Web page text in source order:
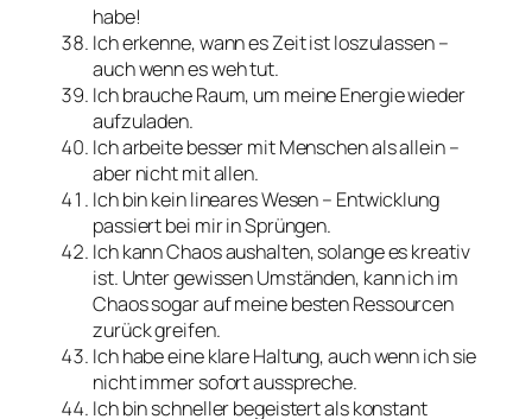
habe!
Ich erkenne, wann es Zeit ist loszulassen –
auch wenn es weh tut.
Ich brauche Raum, um meine Energie wieder
aufzuladen.
Ich arbeite besser mit Menschen als allein –
aber nicht mit allen.
Ich bin kein lineares Wesen – Entwicklung
passiert bei mir in Sprüngen.
Ich kann Chaos aushalten, solange es kreativ
ist. Unter gewissen Umständen, kann ich im
Chaos sogar auf meine besten Ressourcen
zurück greifen.
Ich habe eine klare Haltung, auch wenn ich sie
nicht immer sofort ausspreche.
Ich bin schneller begeistert als konstant